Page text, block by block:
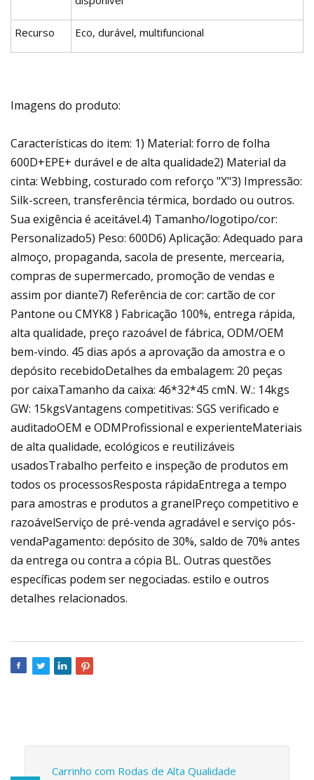
Recurso Eco, durável, multifuncional
Imagens do produto:
Características do item: 1) Material: forro de folha
600D+EPE+ durável e de alta qualidade2) Material da
cinta: Webbing, costurado com reforço "X"3) Impressão:
Silk-screen, transferência térmica, bordado ou outros.
Sua exigência é aceitável.4) Tamanho/logotipo/cor:
Personalizado5) Peso: 600D6) Aplicação: Adequado para
almoço, propaganda, sacola de presente, mercearia,
compras de supermercado, promoção de vendas e
assim por diante7) Referência de cor: cartão de cor
Pantone ou CMYK8 ) Fabricação 100%, entrega rápida,
alta qualidade, preço razoável de fábrica, ODM/OEM
bem-vindo. 45 dias após a aprovação da amostra e o
depósito recebidoDetalhes da embalagem: 20 peças
por caixaTamanho da caixa: 46*32*45 cmN. W.: 14kgs
GW: 15kgsVantagens competitivas: SGS verificado e
auditadoOEM e ODMProfissional e experienteMateriais
de alta qualidade, ecológicos e reutilizáveis ​​
usadosTrabalho perfeito e inspeção de produtos em
todos os processosResposta rápidaEntrega a tempo
para amostras e produtos a granelPreço competitivo e
razoávelServiço de pré-venda agradável e serviço pós-
vendaPagamento: depósito de 30%, saldo de 70% antes
da entrega ou contra a cópia BL. Outras questões
específicas podem ser negociadas. estilo e outros
detalhes relacionados.
Carrinho com Rodas de Alta Qualidade